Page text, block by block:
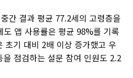
간 결과 평균 77.2세의 고령층을
도 앱 사용률은 평균 98%를 기록
초기 대비 2배 이상 증가했고 우
을 점검하는 설문 참여 인원도 2.2